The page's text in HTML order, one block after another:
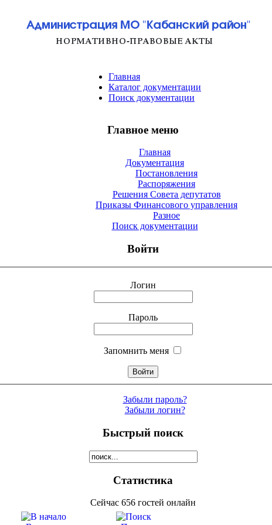
Главная
Каталог документации
Поиск документации
Главное меню
Главная
Документация
Постановления
Распоряжения
Решения Совета депутатов
Приказы Финансового управления
Разное
Поиск документации
Войти
Логин
Пароль
Запомнить меня
Забыли пароль?
Забыли логин?
Быстрый поиск
Статистика
Сейчас 656 гостей онлайн